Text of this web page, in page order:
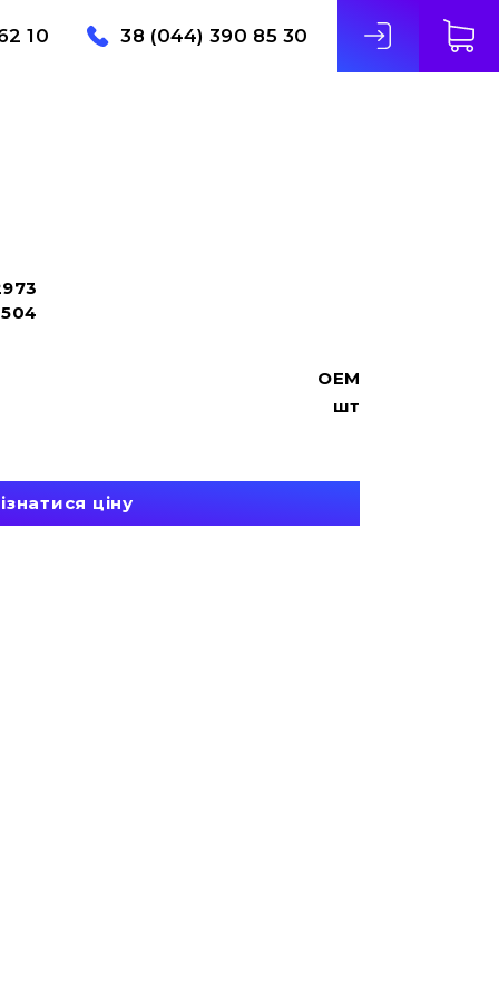
10 38 (044) 390 85 30
OEM
шт
ціну